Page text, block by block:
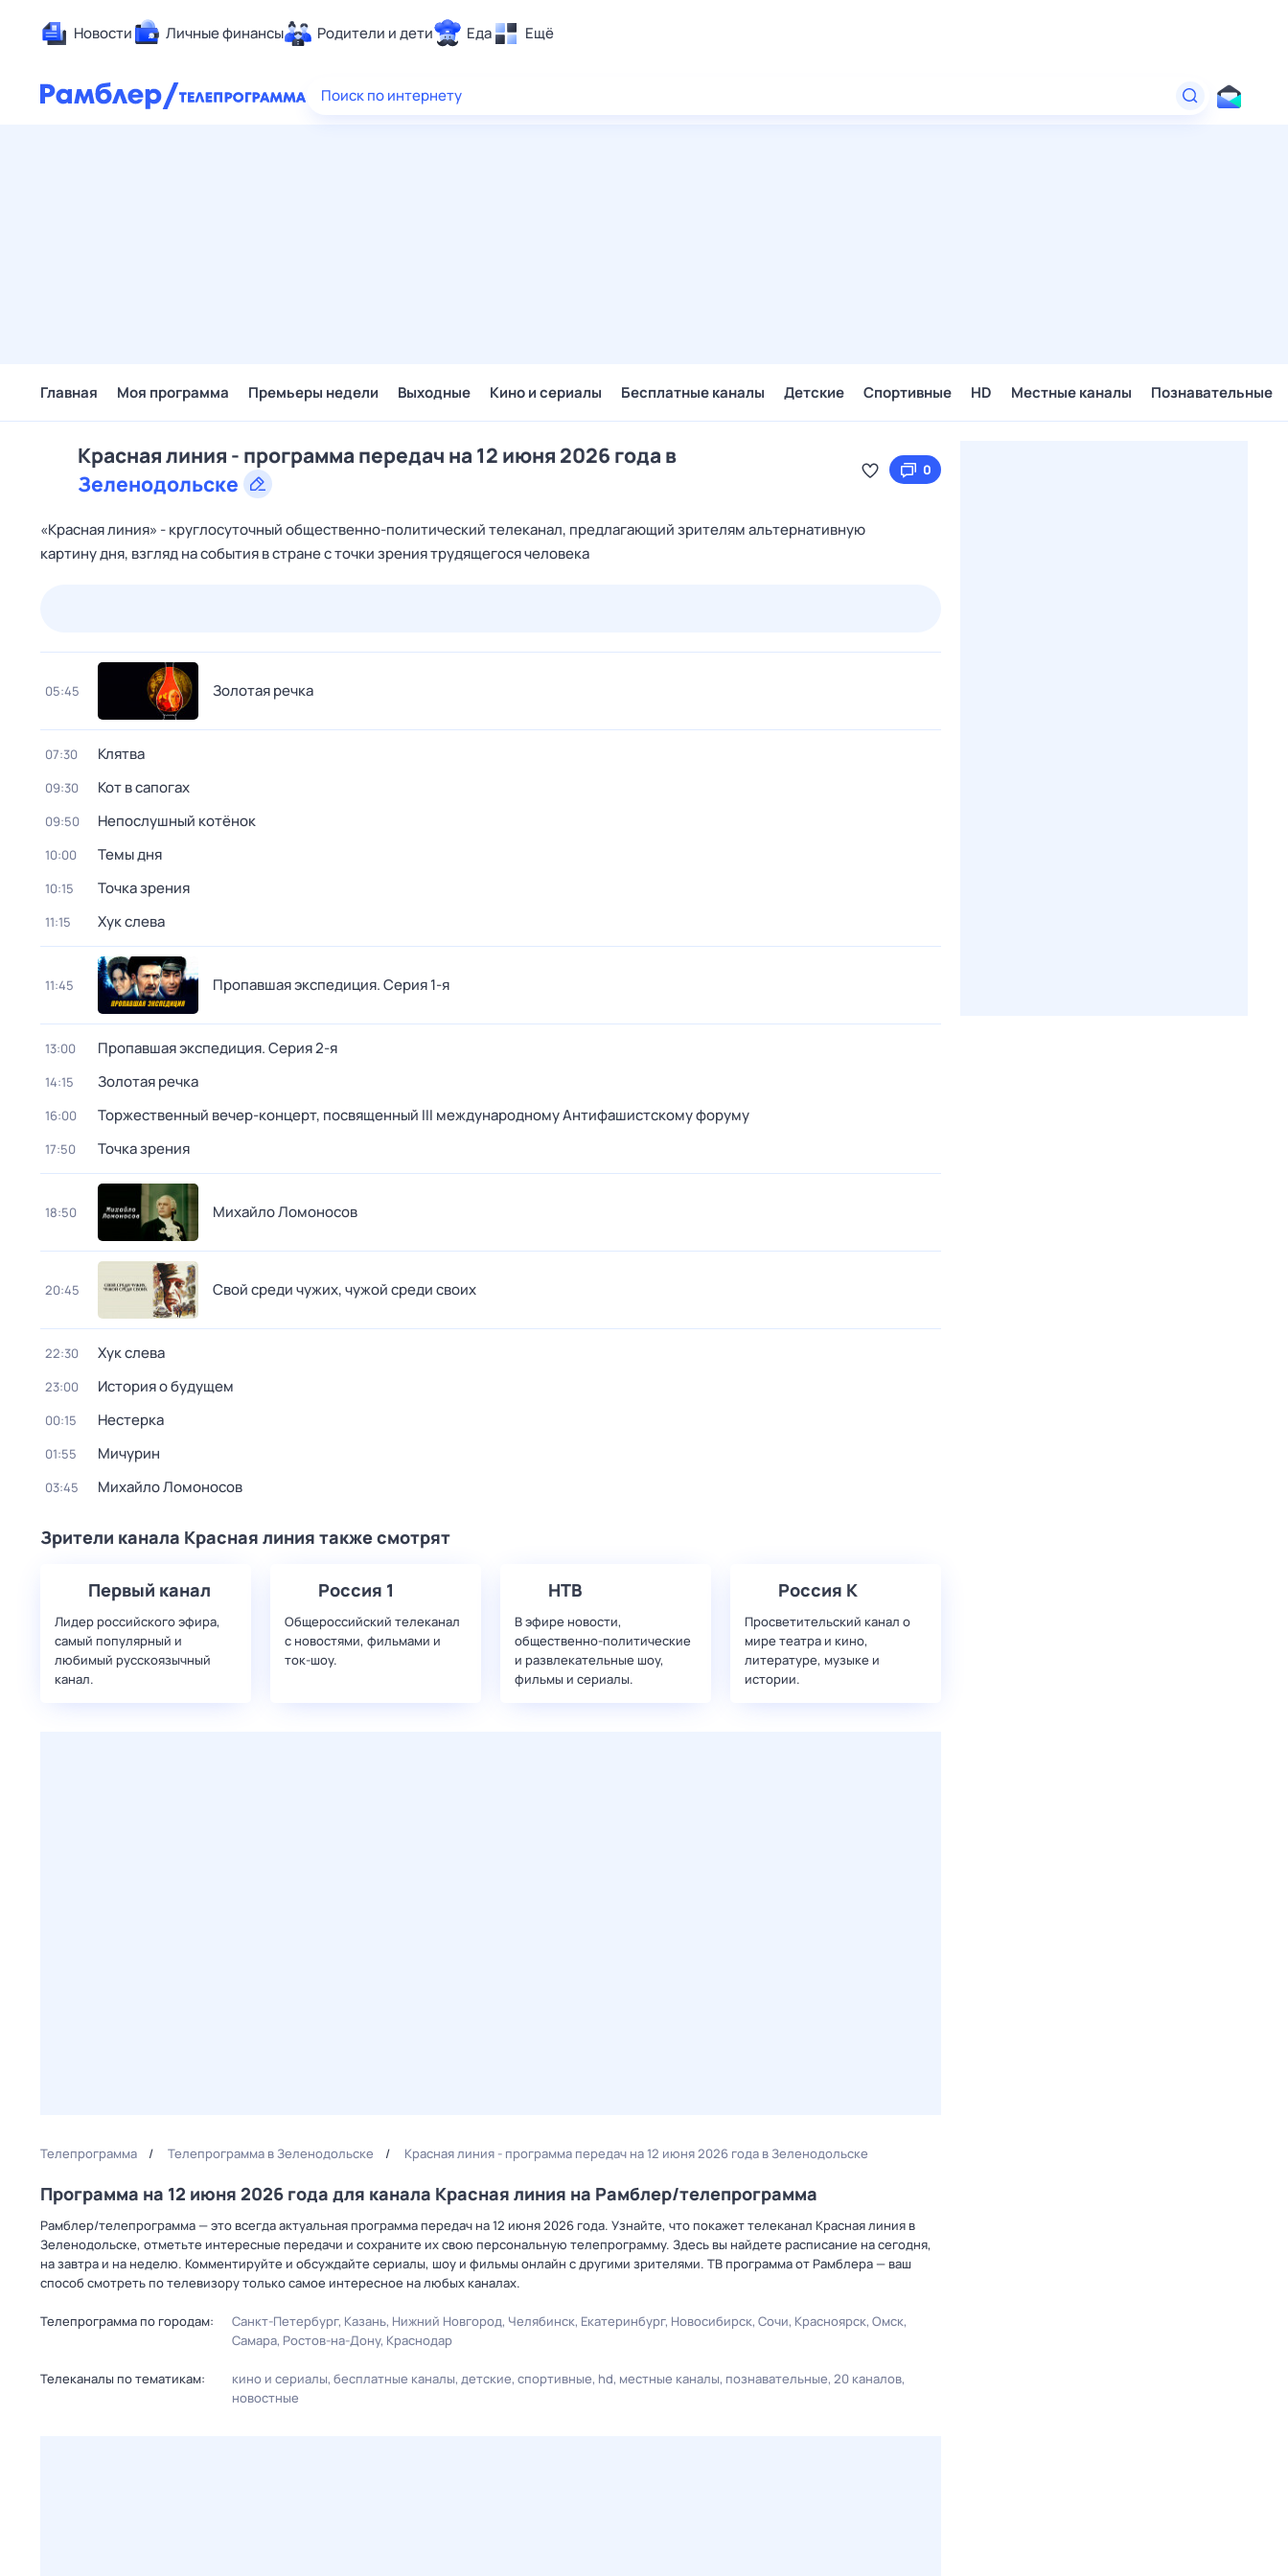
Новости Личные финансы Родители и дети Еда Ещё
Здоровье
Поиск по интернету
Главная Моя программа Премьеры недели Выходные Кино и сериалы Бесплатные каналы Детские Спортивные HD Местные каналы Познавательные
Красная линия - программа передач на 12 июня 2026 года в
Зеленодольске
0
«Красная линия» - круглосуточный общественно-политический телеканал, предлагающий зрителям альтернативную
картину дня, взгляд на события в стране с точки зрения трудящегося человека
05:45 Золотая речка
07:30 Клятва
09:30 Кот в сапогах
09:50 Непослушный котёнок
10:00 Темы дня
10:15 Точка зрения
11:15 Хук слева
11:45 Пропавшая экспедиция. Серия 1-я
13:00 Пропавшая экспедиция. Серия 2-я
14:15 Золотая речка
16:00 Торжественный вечер-концерт, посвященный III международному Антифашистскому форуму
17:50 Точка зрения
18:50 Михайло Ломоносов
20:45 Свой среди чужих, чужой среди своих
22:30 Хук слева
23:00 История о будущем
00:15 Нестерка
01:55 Мичурин
03:45 Михайло Ломоносов
Зрители канала Красная линия также смотрят
Первый канал
Лидер российского эфира,
самый популярный и
любимый русскоязычный
канал.
Россия 1
Общероссийский телеканал
с новостями, фильмами и
ток-шоу.
НТВ
В эфире новости,
общественно-политические
и развлекательные шоу,
фильмы и сериалы.
Россия К
Просветительский канал о
мире театра и кино,
литературе, музыке и
истории.
Телепрограмма Телепрограмма в Зеленодольске Красная линия - программа передач на 12 июня 2026 года в Зеленодольске
Программа на 12 июня 2026 года для канала Красная линия на Рамблер/телепрограмма
Рамблер/телепрограмма — это всегда актуальная программа передач на 12 июня 2026 года. Узнайте, что покажет телеканал Красная линия в
Зеленодольске, отметьте интересные передачи и сохраните их свою персональную телепрограмму. Здесь вы найдете расписание на сегодня,
на завтра и на неделю. Комментируйте и обсуждайте сериалы, шоу и фильмы онлайн с другими зрителями. ТВ программа от Рамблера — ваш
способ смотреть по телевизору только самое интересное на любых каналах.
Телепрограмма по городам: Санкт-Петербург Казань Нижний Новгород Челябинск Екатеринбург Новосибирск Сочи Красноярск Омск
Самара Ростов-на-Дону Краснодар
Телеканалы по тематикам: кино и сериалы бесплатные каналы детские спортивные hd местные каналы познавательные 20 каналов
новостные